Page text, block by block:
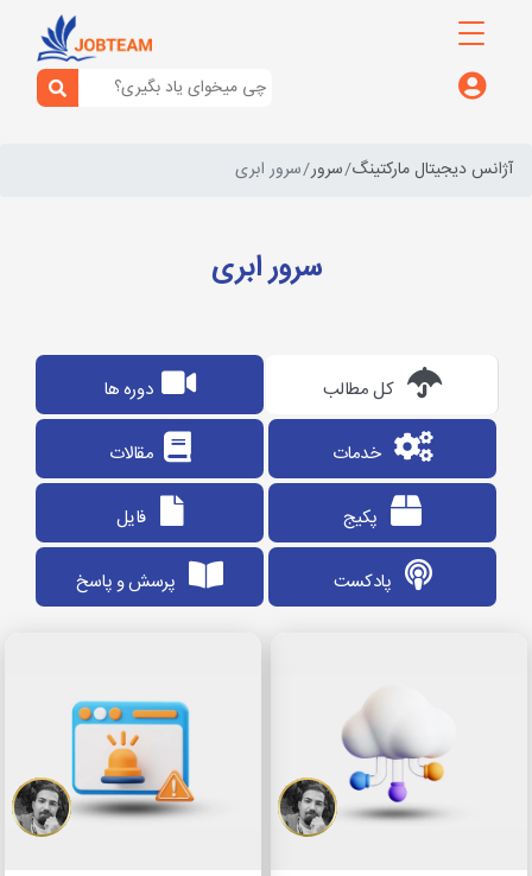
آژانس دیجیتال مارکتینگ سرور سرور ابری
سرور ابری
کل مطالب دوره ها
خدمات مقالات
پکیج فایل
پادکست پرسش و پاسخ